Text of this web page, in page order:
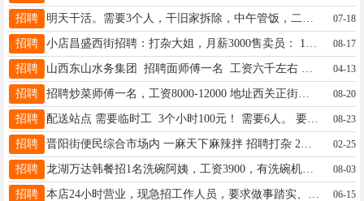
招聘 07-18
招聘 08-17
招聘 04-13
招聘 招聘炒菜师傅一名，工资8000-12000 地址西关正街老地方麻辣烫 联系方式：17503429566微信同号 08-20
招聘 配送站点 需要临时工 3个小时100元！ 需要6人。 要求：18~50周岁、无案底下班结账：100元/人 报名电话：17636628002 现在报名！ 08-23
招聘 02-25
招聘 龙湖万达韩餐招1名洗碗阿姨，工资3900，有洗碗机辅助工作，管吃管住。 招3名厨工，50岁以下，工资4200，4天休，管吃管住。最好有经验，没有经验有人教，要求踏实肯干，吃苦耐劳。负能量爆棚的人勿扰！ 联系电话15110630658 08-03
招聘 06-15